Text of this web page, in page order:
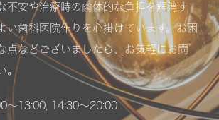
不安や治療時の肉体的な負担を解消す
い歯科医院作りを心掛けています。お困
点などございましたら、お気軽にお問
。
〜13:00, 14:30〜20:00